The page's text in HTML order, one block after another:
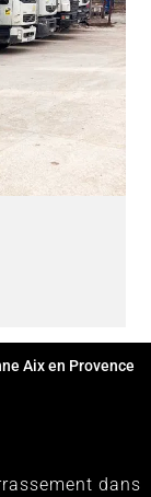
Aix en Provence
dans